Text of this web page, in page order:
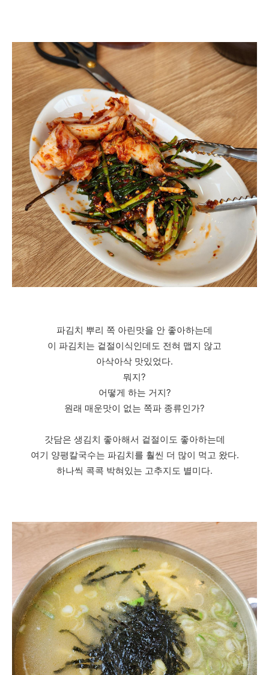
파김치 뿌리 쪽 아린맛을 안 좋아하는데
이 파김치는 겉절이식인데도 전혀 맵지 않고
아삭아삭 맛있었다.
뭐지?
어떻게 하는 거지?
원래 매운맛이 없는 쪽파 종류인가?
갓담은 생김치 좋아해서 겉절이도 좋아하는데
여기 양평칼국수는 파김치를 훨씬 더 많이 먹고 왔다.
하나씩 콕콕 박혀있는 고추지도 별미다.